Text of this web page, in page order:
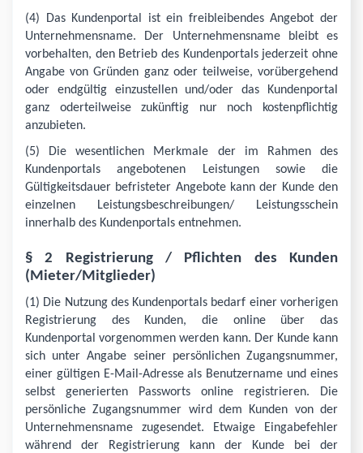
(4) Das Kundenportal ist ein freibleibendes Angebot der
Unternehmensname. Der Unternehmensname bleibt es
vorbehalten, den Betrieb des Kundenportals jederzeit ohne
Angabe von Gründen ganz oder teilweise, vorübergehend
oder endgültig einzustellen und/oder das Kundenportal
ganz oderteilweise zukünftig nur noch kostenpflichtig
anzubieten.
(5) Die wesentlichen Merkmale der im Rahmen des
Kundenportals angebotenen Leistungen sowie die
Gültigkeitsdauer befristeter Angebote kann der Kunde den
einzelnen Leistungsbeschreibungen/ Leistungsschein
innerhalb des Kundenportals entnehmen.
§ 2 Registrierung / Pflichten des Kunden
(Mieter/Mitglieder)
(1) Die Nutzung des Kundenportals bedarf einer vorherigen
Registrierung des Kunden, die online über das
Kundenportal vorgenommen werden kann. Der Kunde kann
sich unter Angabe seiner persönlichen Zugangsnummer,
einer gültigen E-Mail-Adresse als Benutzername und eines
selbst generierten Passworts online registrieren. Die
persönliche Zugangsnummer wird dem Kunden von der
Unternehmensname zugesendet. Etwaige Eingabefehler
während der Registrierung kann der Kunde bei der